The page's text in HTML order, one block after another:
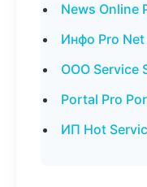
News
Инфо Pro
ООО Service
Portal Pro
ИП Hot